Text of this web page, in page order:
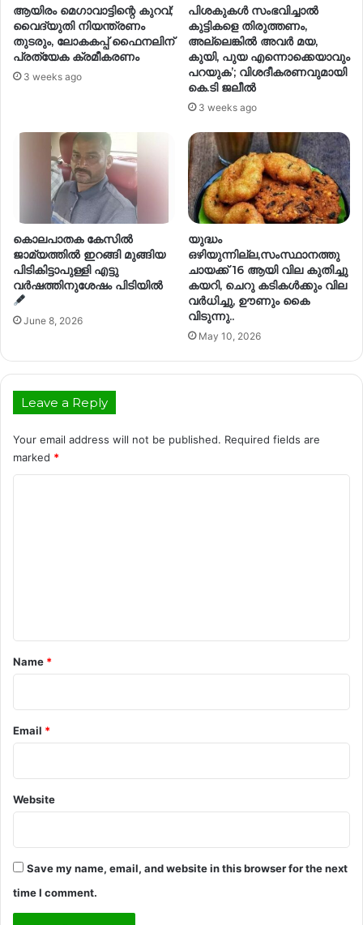
ആയിരം മെഗാവാട്ടിന്റെ കുറവ്;
വൈദ്യുതി നിയന്ത്രണം
തുടരും, ലോകകപ്പ് ഫൈനലിന്
പ്രത്യേക ക്രമീകരണം
3 weeks ago
പിശകുകൾ സംഭവിച്ചാൽ
കുട്ടികളെ തിരുത്തണം,
അല്ലെങ്കിൽ അവർ മയ,
കുയി, പുയ എന്നൊക്കെയാവും
പറയുക’; വിശദീകരണവുമായി
കെ.ടി ജലീൽ
3 weeks ago
കൊലപാതക കേസിൽ
ജാമ്യത്തിൽ ഇറങ്ങി മുങ്ങിയ
പിടികിട്ടാപുള്ളി എട്ടു
വർഷത്തിനുശേഷം പിടിയിൽ
June 8, 2026
യുദ്ധം
ഒഴിയുന്നില്ല,സംസ്ഥാനത്തു
ചായക്ക് 16 ആയി വില കുതിച്ചു
കയറി, ചെറു കടികൾക്കും വില
വർധിച്ചു, ഊണും കൈ
വിടുന്നു..
May 10, 2026
Leave a Reply
Your email address will not be published. Required fields are
marked *
*
Name *
Email *
Website
Save my name, email, and website in this browser for the next
time I comment.